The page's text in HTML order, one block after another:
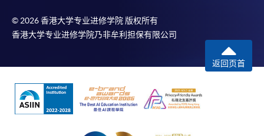
© 2026 香港大学专业进修学院 版权所有
香港大学专业进修学院乃非牟利担保有限公司
返回页首